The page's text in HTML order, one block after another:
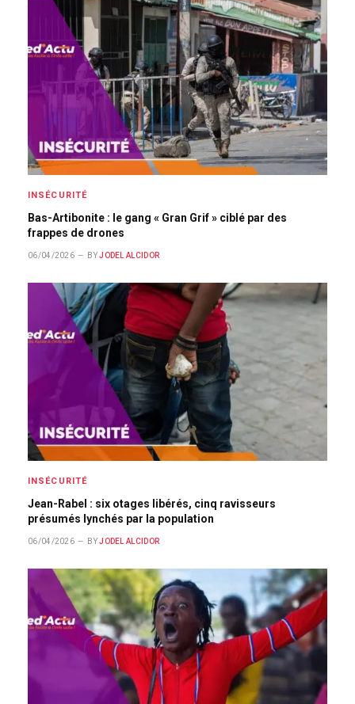
INSÉCURITÉ
Bas-Artibonite : le gang « Gran Grif » ciblé par des
frappes de drones
06/04/2026 BY JODEL ALCIDOR
INSÉCURITÉ
Jean-Rabel : six otages libérés, cinq ravisseurs
présumés lynchés par la population
06/04/2026 BY JODEL ALCIDOR